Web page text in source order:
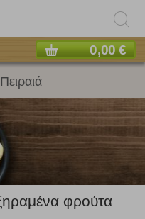
0,00 €
Πειραιά
φρούτα